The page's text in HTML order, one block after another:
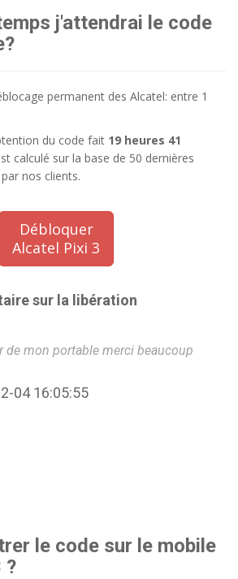
j'attendrai le code
permanent des Alcatel: entre 1
du code fait 19 heures 41
calculé sur la base de 50 dernières
nos clients.
Débloquer
Alcatel Pixi 3
sur la libération
de mon portable merci beaucoup
04 16:05:55
le code sur le mobile
?